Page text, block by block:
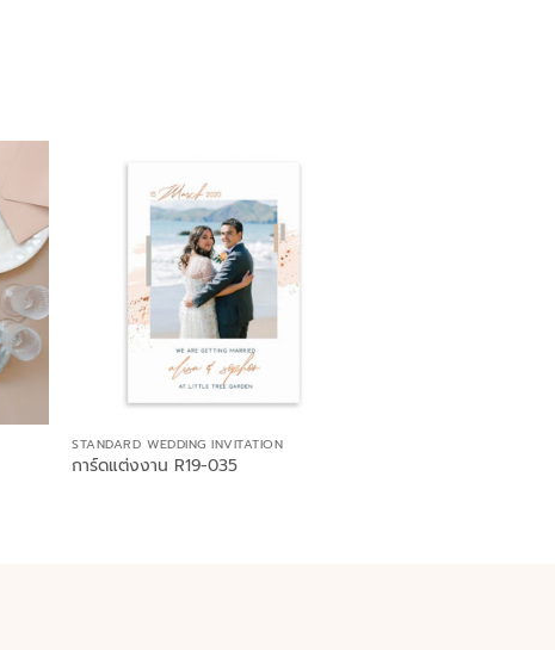
STANDARD WEDDING INVITATION
การ์ดแต่งงาน R19-035